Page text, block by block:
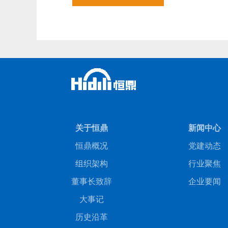
关于恒鼎
恒鼎概况
组织架构
董事长致辞
大事记
历史沿革
新闻中心
党建动态
行业聚焦
企业要闻